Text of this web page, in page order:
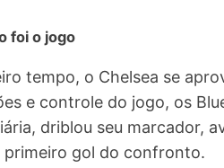
foi o jogo
tempo, o Chelsea se
e controle do jogo, os
driblou seu marcador,
primeiro gol do confronto.